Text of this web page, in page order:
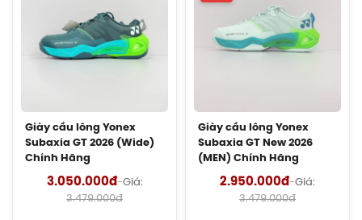
Vợt Cầu Lông Lining Axforce 100 Max
Chính Hãng
Cước Cầu Lông Kizuna Z63X Chính
Hãng
Giày cầu lông Yonex
Subaxia GT 2026 (Wide)
Chính Hãng
3.050.000đ-Giá:
3.479.000đ
Giày cầu lông Yonex
Subaxia GT New 2026
(MEN) Chính Hãng
2.950.000đ-Giá:
3.479.000đ